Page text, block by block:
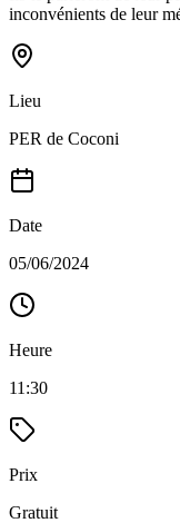
inconvénients de leur
Lieu
PER de Coconi
Date
05/06/2024
Heure
11:30
Prix
Gratuit